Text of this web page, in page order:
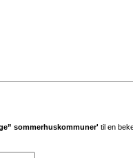
sommerhuskommuner' til en